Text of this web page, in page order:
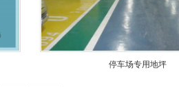
停车场专用地坪